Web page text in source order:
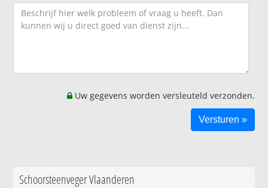
Uw gegevens worden versleuteld verzonden.
Schoorsteenveger Vlaanderen